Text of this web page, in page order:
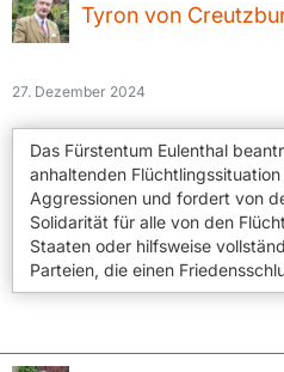
Tyron von
27. Dezember 2024
Das Fürstentum Eulenthal
anhaltenden
Aggressionen und fordert von
Solidarität für alle von den
Staaten oder hilfsweise
Parteien, die einen